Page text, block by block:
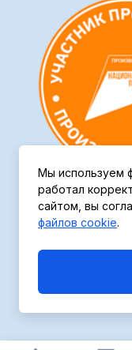
Мы используем
работал
сайтом, вы
файлов cookie.